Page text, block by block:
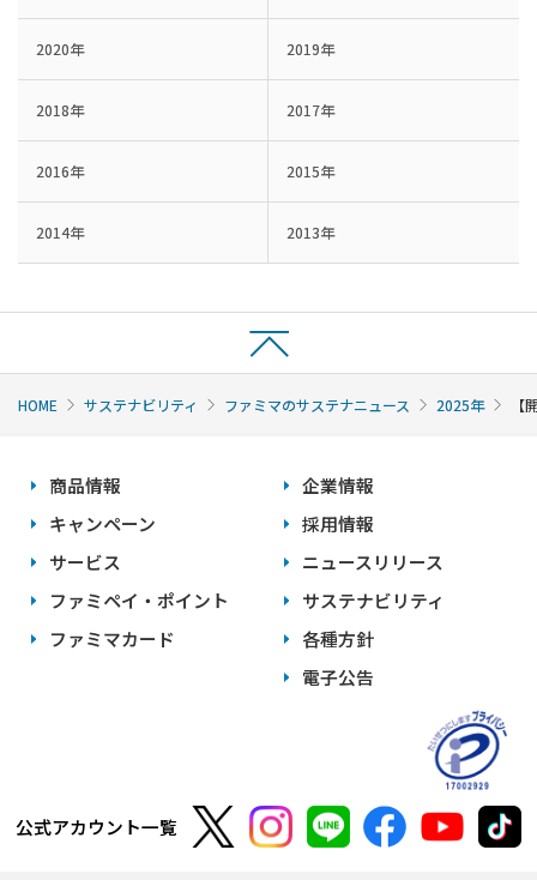
2020年 2019年
2018年 2017年
2016年 2015年
2014年 2013年
HOME サステナビリティ ファミマのサステナニュース 2025年
商品情報
キャンペーン
サービス
ファミペイ・ポイント
ファミマカード
企業情報
採用情報
ニュースリリース
サステナビリティ
各種方針
電子公告
公式アカウント一覧